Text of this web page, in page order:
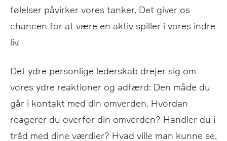
følelser påvirker vores tanker. Det giver os
chancen for at være en aktiv spiller i vores indre
liv.
Det ydre personlige lederskab drejer sig om
vores ydre reaktioner og adfærd: Den måde du
går i kontakt med din omverden. Hvordan
reagerer du overfor din omverden? Handler du i
tråd med dine værdier? Hvad ville man kunne se,